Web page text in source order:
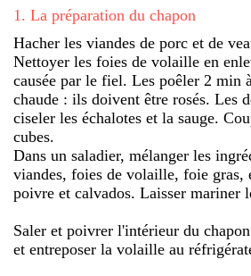
1 . La préparation du chapon
Hacher les viandes de porc et de
Nettoyer les foies de volaille en
causée par le fiel. Les poêler 2 min
chaude : ils doivent être rosés. Les
ciseler les échalotes et la sauge.
cubes.
Dans un saladier, mélanger les
viandes, foies de volaille, foie gras,
poivre et calvados. Laisser mariner
Saler et poivrer l'intérieur du
et entreposer la volaille au